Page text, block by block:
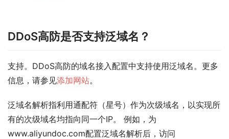
DDoS高防是否支持泛域名？
支持。DDoS高防的域名接入配置中支持使用泛域名。更多
信息，请参见添加网站。
泛域名解析指利用通配符（星号）作为次级域名，以实现所
有的次级域名均指向同一个IP。 例如，为
www.aliyundoc.com配置泛域名解析后，访问